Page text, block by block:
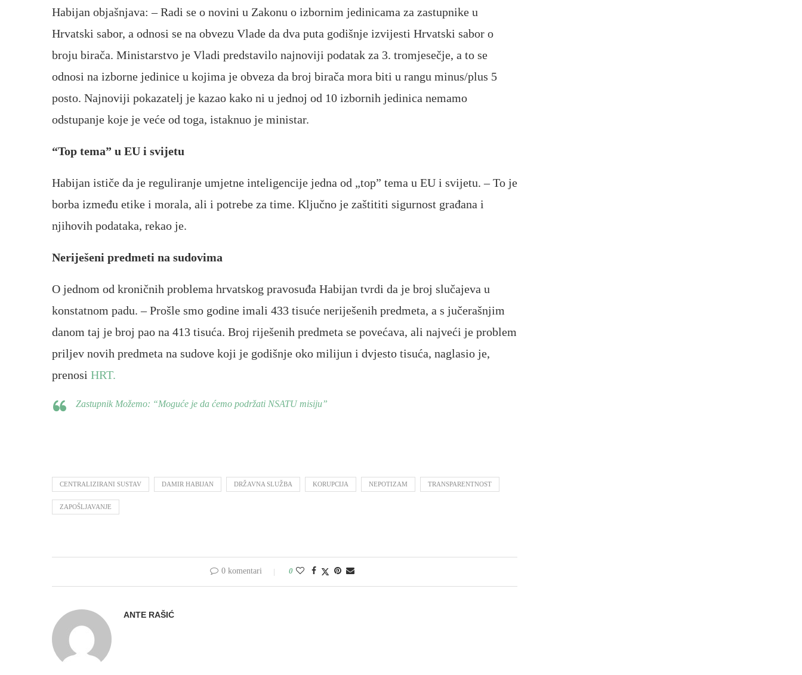
Habijan objašnjava: – Radi se o novini u Zakonu o izbornim jedinicama za zastupnike u
Hrvatski sabor, a odnosi se na obvezu Vlade da dva puta godišnje izvijesti Hrvatski sabor o
broju birača. Ministarstvo je Vladi predstavilo najnoviji podatak za 3. tromjesečje, a to se
odnosi na izborne jedinice u kojima je obveza da broj birača mora biti u rangu minus/plus 5
posto. Najnoviji pokazatelj je kazao kako ni u jednoj od 10 izbornih jedinica nemamo
odstupanje koje je veće od toga, istaknuo je ministar.
“Top tema” u EU i svijetu
Habijan ističe da je reguliranje umjetne inteligencije jedna od „top” tema u EU i svijetu. – To je
borba između etike i morala, ali i potrebe za time. Ključno je zaštititi sigurnost građana i
njihovih podataka, rekao je.
Neriješeni predmeti na sudovima
O jednom od kroničnih problema hrvatskog pravosuđa Habijan tvrdi da je broj slučajeva u
konstatnom padu. – Prošle smo godine imali 433 tisuće neriješenih predmeta, a s jučerašnjim
danom taj je broj pao na 413 tisuća. Broj riješenih predmeta se povećava, ali najveći je problem
priljev novih predmeta na sudove koji je godišnje oko milijun i dvjesto tisuća, naglasio je,
prenosi HRT.
Zastupnik Možemo: “Moguće je da ćemo podržati NSATU misiju”
CENTRALIZIRANI SUSTAV DAMIR HABIJAN DRŽAVNA SLUŽBA KORUPCIJA NEPOTIZAM TRANSPARENTNOST
ZAPOŠLJAVANJE
0 komentari 0
ANTE RAŠIĆ